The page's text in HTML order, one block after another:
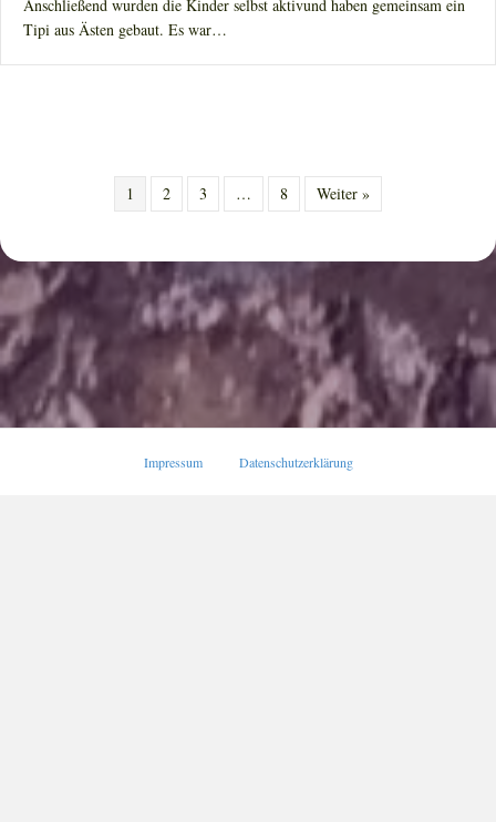
Anschließend wurden die Kinder selbst aktivund haben gemeinsam ein
Tipi aus Ästen gebaut. Es war…
1 2 3 … 8 Weiter »
Impressum Datenschutzerklärung